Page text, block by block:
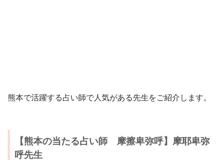
熊本で活躍する占い師で人気がある先生をご紹介します。
【熊本の当たる占い師 摩擦卑弥呼】摩耶卑弥
呼先生